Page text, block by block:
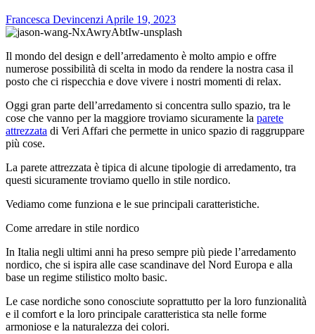
Francesca Devincenzi Aprile 19, 2023
Il mondo del design e dell’arredamento è molto ampio e offre
numerose possibilità di scelta in modo da rendere la nostra casa il
posto che ci rispecchia e dove vivere i nostri momenti di relax.
Oggi gran parte dell’arredamento si concentra sullo spazio, tra le
cose che vanno per la maggiore troviamo sicuramente la parete
attrezzata di Veri Affari che permette in unico spazio di raggruppare
più cose.
La parete attrezzata è tipica di alcune tipologie di arredamento, tra
questi sicuramente troviamo quello in stile nordico.
Vediamo come funziona e le sue principali caratteristiche.
Come arredare in stile nordico
In Italia negli ultimi anni ha preso sempre più piede l’arredamento
nordico, che si ispira alle case scandinave del Nord Europa e alla
base un regime stilistico molto basic.
Le case nordiche sono conosciute soprattutto per la loro funzionalità
e il comfort e la loro principale caratteristica sta nelle forme
armoniose e la naturalezza dei colori.